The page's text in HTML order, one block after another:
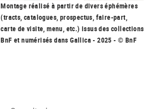
Montage réalisé à partir de divers éphémères
(tracts, catalogues, prospectus, faire-part,
carte de visite, menu, etc.) issus des collections
BnF et numérisés dans Gallica - 2025 - © BnF